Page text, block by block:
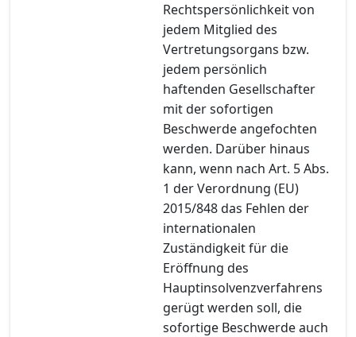
Rechtspersönlichkeit von
jedem Mitglied des
Vertretungsorgans bzw.
jedem persönlich
haftenden Gesellschafter
mit der sofortigen
Beschwerde angefochten
werden. Darüber hinaus
kann, wenn nach Art. 5 Abs.
1 der Verordnung (EU)
2015/848 das Fehlen der
internationalen
Zuständigkeit für die
Eröffnung des
Hauptinsolvenzverfahrens
gerügt werden soll, die
sofortige Beschwerde auch